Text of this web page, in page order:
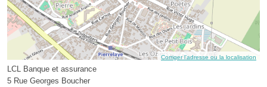
Corriger l’adresse ou la localisation
LCL Banque et assurance
5 Rue Georges Boucher